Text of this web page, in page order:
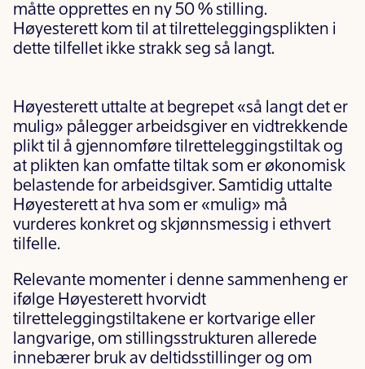
måtte opprettes en ny 50 % stilling.
Høyesterett kom til at tilretteleggingsplikten i
dette tilfellet ikke strakk seg så langt.
Høyesterett uttalte at begrepet «så langt det er
mulig» pålegger arbeidsgiver en vidtrekkende
plikt til å gjennomføre tilretteleggingstiltak og
at plikten kan omfatte tiltak som er økonomisk
belastende for arbeidsgiver. Samtidig uttalte
Høyesterett at hva som er «mulig» må
vurderes konkret og skjønnsmessig i ethvert
tilfelle.
Relevante momenter i denne sammenheng er
ifølge Høyesterett hvorvidt
tilretteleggingstiltakene er kortvarige eller
langvarige, om stillingsstrukturen allerede
innebærer bruk av deltidsstillinger og om